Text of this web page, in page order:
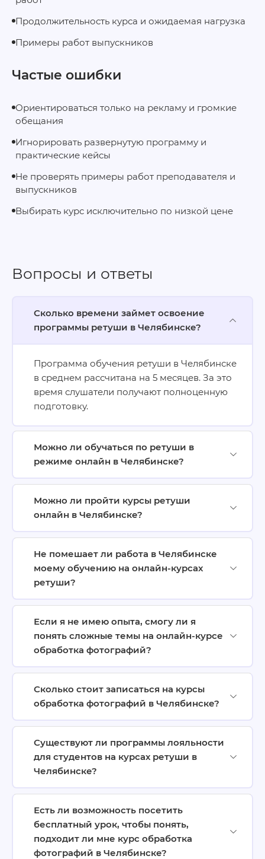
Продолжительность курса и ожидаемая нагрузка
Примеры работ выпускников
Частые ошибки
Ориентироваться только на рекламу и громкие
обещания
Игнорировать развернутую программу и
практические кейсы
Не проверять примеры работ преподавателя и
выпускников
Выбирать курс исключительно по низкой цене
Вопросы и ответы
Сколько времени займет освоение
программы ретуши в Челябинске?
Программа обучения ретуши в Челябинске
в среднем рассчитана на 5 месяцев. За это
время слушатели получают полноценную
подготовку.
Можно ли обучаться по ретуши в
режиме онлайн в Челябинске?
Можно ли пройти курсы ретуши
онлайн в Челябинске?
Не помешает ли работа в Челябинске
моему обучению на онлайн-курсах
ретуши?
Если я не имею опыта, смогу ли я
понять сложные темы на онлайн-курсе
обработка фотографий?
Сколько стоит записаться на курсы
обработка фотографий в Челябинске?
Существуют ли программы лояльности
для студентов на курсах ретуши в
Челябинске?
Есть ли возможность посетить
бесплатный урок, чтобы понять,
подходит ли мне курс обработка
фотографий в Челябинске?